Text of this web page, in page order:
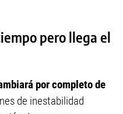
pero llega el
por completo de
de inestabilidad